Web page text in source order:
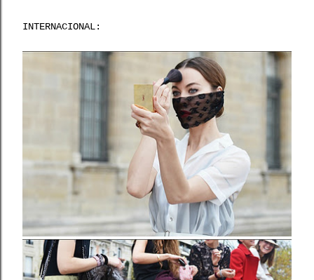
INTERNACIONAL: